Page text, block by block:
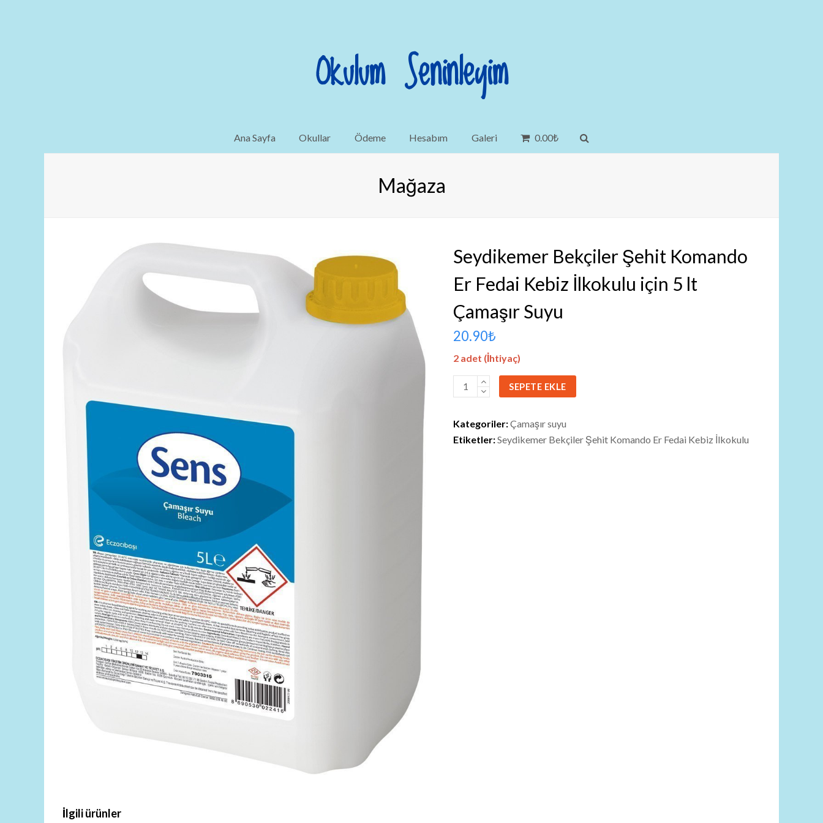
Okulum Seninleyim
Ana Sayfa Okullar Ödeme Hesabım Galeri 0.00₺
Mağaza
Seydikemer Bekçiler Şehit Komando
Er Fedai Kebiz İlkokulu için 5 lt
Çamaşır Suyu
20.90₺
2 adet (İhtiyaç)
Seydikemer
Bekçiler
Komando
Er
SEPETE EKLE
Kategoriler:Çamaşır suyu
Etiketler:Seydikemer Bekçiler Şehit Komando Er Fedai Kebiz İlkokulu
İlgili ürünler